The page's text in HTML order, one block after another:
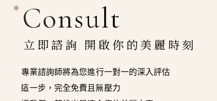
Consult
立即諮詢 開啟你的美麗時刻
專業諮詢師將為您進行一對一的深入評估
這一步，完全免費且無壓力